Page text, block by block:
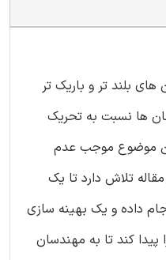
بلند تر و باریک تر
ها نسبت به تحریک
موضوع موجب عدم
تلاش دارد تا یک
داده و یک بهینه سازی
کند تا به مهندسان